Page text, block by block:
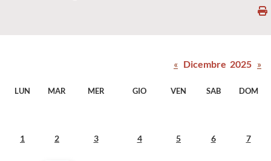
Roma
Roma
LUN MAR MER GIO VEN SAB DOM
1 2 3 4 5 6 7
« Dicembre 2025 »